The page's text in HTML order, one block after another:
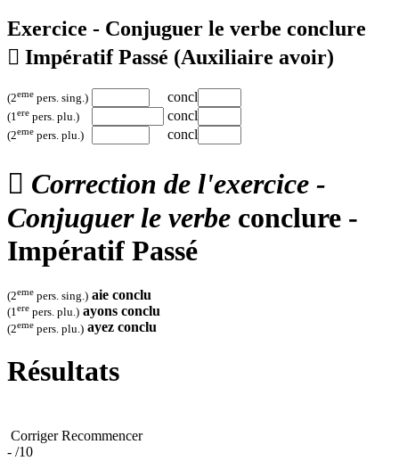
Exercice - Conjuguer le verbe conclure
 Impératif Passé (Auxiliaire avoir)
(2eme pers. sing.) concl
(1ere pers. plu.) concl
(2eme pers. plu.) concl
 Correction de l'exercice -
Conjuguer le verbe conclure -
Impératif Passé
(2eme pers. sing.) aie conclu
(1ere pers. plu.) ayons conclu
(2eme pers. plu.) ayez conclu
Résultats
CorrigerRecommencer
- /10